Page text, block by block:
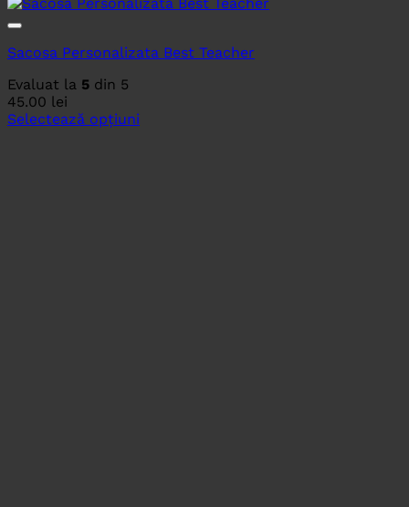
Sacosa Personalizata Best Teacher
Evaluat la 5 din 5
45.00 lei
Selectează opțiuni